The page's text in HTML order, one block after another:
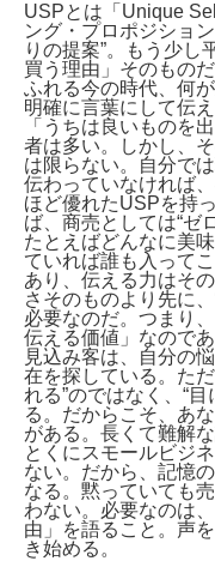
USPとは「Unique
ング・プロポジショ
りの提案”。もう少し
買う理由」そのもの
ふれる今の時代、何
明確に言葉にして伝
「うちは良いものを
者は多い。しかし、
は限らない。自分で
伝わっていなければ
ほど優れたUSPを持
ば、商売としては“ゼ
たとえばどんなに美
ていれば誰も入って
あり、伝える力はそ
さそのものより先に
必要なのだ。つまり
伝える価値」なのであ
見込み客は、自分の
在を探している。た
れる”のではなく、“
る。だからこそ、あ
がある。長くて難解
とくにスモールビジ
ない。だから、記憶
なる。黙っていても
わない。必要なのは
由」を語ること。声
き始める。